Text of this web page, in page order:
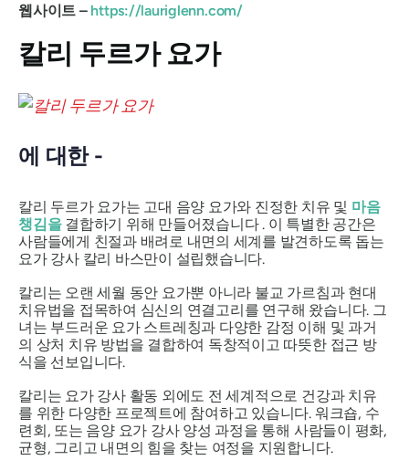
웹사이트 –https://lauriglenn.com/
칼리 두르가 요가
에 대한 -
칼리 두르가 요가는 고대 음양 요가와 진정한 치유 및 마음
챙김을결합하기 위해 만들어졌습니다 . 이 특별한 공간은
사람들에게 친절과 배려로 내면의 세계를 발견하도록 돕는
요가 강사 칼리 바스만이 설립했습니다.
칼리는 오랜 세월 동안 요가뿐 아니라 불교 가르침과 현대
치유법을 접목하여 심신의 연결고리를 연구해 왔습니다. 그
녀는 부드러운 요가 스트레칭과 다양한 감정 이해 및 과거
의 상처 치유 방법을 결합하여 독창적이고 따뜻한 접근 방
식을 선보입니다.
칼리는 요가 강사 활동 외에도 전 세계적으로 건강과 치유
를 위한 다양한 프로젝트에 참여하고 있습니다. 워크숍, 수
련회, 또는 음양 요가 강사 양성 과정을 통해 사람들이 평화,
균형, 그리고 내면의 힘을 찾는 여정을 지원합니다.